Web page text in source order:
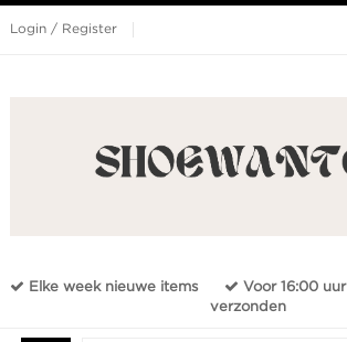
Login / Register
Elke week nieuwe items
Voor 16:00
verzonden